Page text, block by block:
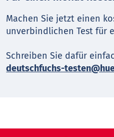
Machen Sie jetzt einen
unverbindlichen Test für
Schreiben Sie dafür
deutschfuchs-